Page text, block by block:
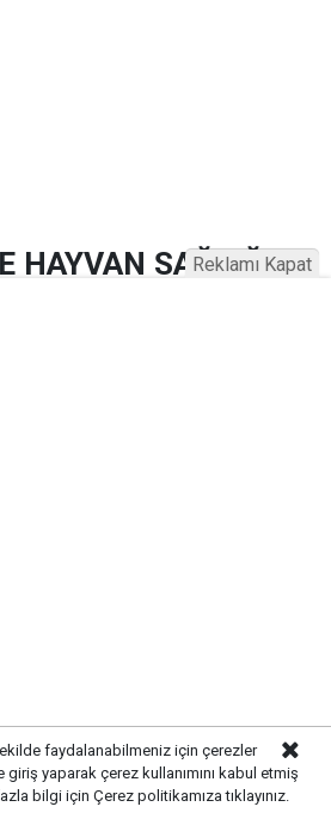
HAYVAN SAĞLIĞI
faydalanabilmeniz için çerezler
giriş yaparak çerez kullanımını kabul etmiş
bilgi için Çerez politikamıza tıklayınız.
Reklamı Kapat